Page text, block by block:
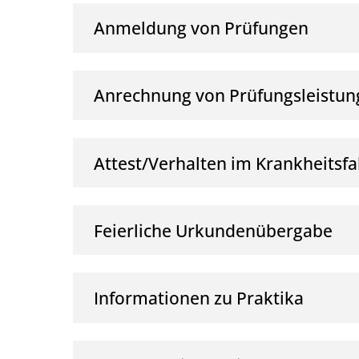
Anmeldung von Prüfungen
Anrechnung von
Attest/Verhalten im
Feierliche Urkundenübergabe
Informationen zu Praktika